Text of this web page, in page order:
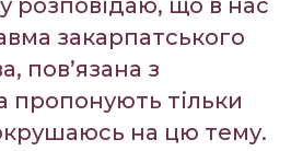
розповідаю, що в нас
закарпатського
пов’язана з
пропонують тільки
на цю тему.